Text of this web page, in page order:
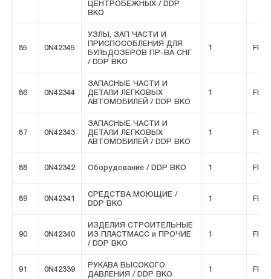
ЦЕНТРОБЕЖНЫХ / DDP
ВКО
85 0N42345
УЗЛЫ, ЗАП ЧАСТИ И
ПРИСПОСОБЛЕНИЯ ДЛЯ
БУЛЬДОЗЕРОВ ПР-ВА СНГ
/ DDP ВКО
1 FIVE
86 0N42344
ЗАПАСНЫЕ ЧАСТИ И
ДЕТАЛИ ЛЕГКОВЫХ
АВТОМОБИЛЕЙ / DDP ВКО
1 FIVE
87 0N42343
ЗАПАСНЫЕ ЧАСТИ И
ДЕТАЛИ ЛЕГКОВЫХ
АВТОМОБИЛЕЙ / DDP ВКО
1 FIVE
88 0N42342 Оборудование / DDP ВКО 1 FIVE
89 0N42341
СРЕДСТВА МОЮЩИЕ /
DDP ВКО
1 FIVE
90 0N42340
ИЗДЕЛИЯ СТРОИТЕЛЬНЫЕ
ИЗ ПЛАСТМАСС и ПРОЧИЕ
/ DDP ВКО
1 FIVE
91 0N42339
РУКАВА ВЫСОКОГО
ДАВЛЕНИЯ / DDP ВКО
1 FIVE